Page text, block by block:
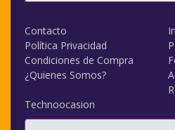
Contacto
Política Privacidad
Condiciones de Compra
¿Quienes Somos?
Technoocasion